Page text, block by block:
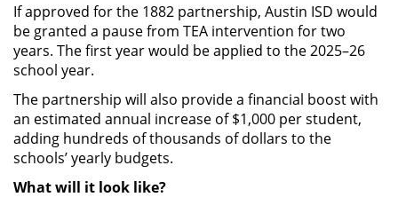
If approved for the 1882 partnership, Austin ISD would
be granted a pause from TEA intervention for two
years. The first year would be applied to the 2025–26
school year.
The partnership will also provide a financial boost with
an estimated annual increase of $1,000 per student,
adding hundreds of thousands of dollars to the
schools’ yearly budgets.
What will it look like?